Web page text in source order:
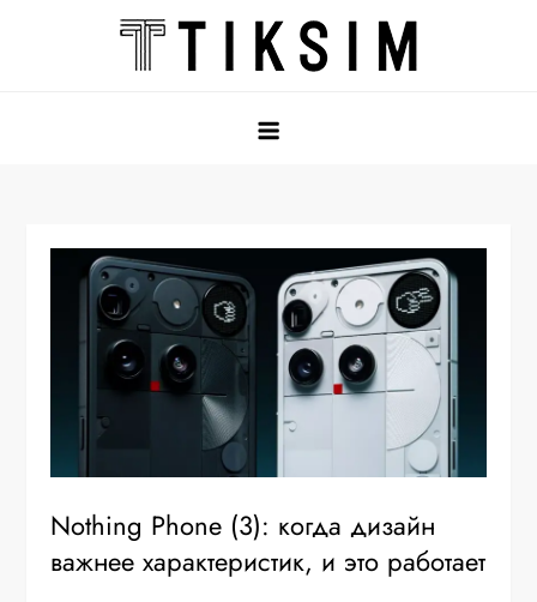
Nothing Phone (3): когда дизайн
важнее характеристик, и это работает